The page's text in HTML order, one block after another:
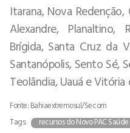
Itarana, Nova
Alexandre, Planaltino,
Brígida, Santa Cruz da
Santanópolis, Sento Sé,
Teolândia, Uauá e
Fonte: Bahiaextremosul/Secom
Tags:
recursos do Novo PAC Saúde